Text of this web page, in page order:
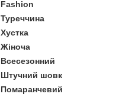
Fashion
Туреччина
Хустка
Жіноча
Всесезонний
Штучний шовк
Помаранчевий